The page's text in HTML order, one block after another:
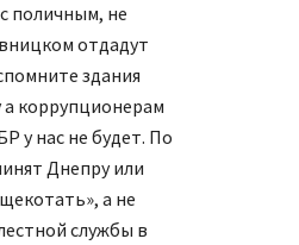
поличным, не
отдадут
здания
а коррупционерам
у нас не будет. По
Днепру или
а не
службы в